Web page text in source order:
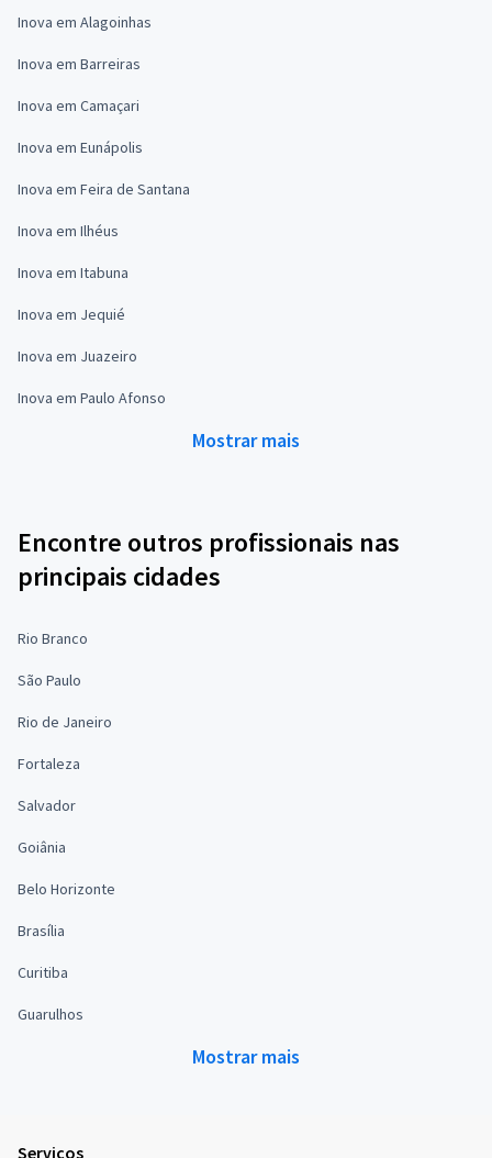
Inova em Alagoinhas
Inova em Barreiras
Inova em Camaçari
Inova em Eunápolis
Inova em Feira de Santana
Inova em Ilhéus
Inova em Itabuna
Inova em Jequié
Inova em Juazeiro
Inova em Paulo Afonso
Mostrar mais
Encontre outros profissionais nas
principais cidades
Rio Branco
São Paulo
Rio de Janeiro
Fortaleza
Salvador
Goiânia
Belo Horizonte
Brasília
Curitiba
Guarulhos
Mostrar mais
Serviços